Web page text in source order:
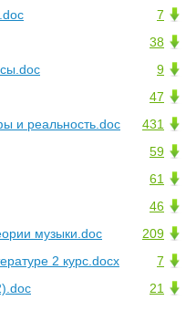
7
38
9
47
431
и реальность.doc
59
61
46
209
музыки.doc
7
2 курс.docx
21